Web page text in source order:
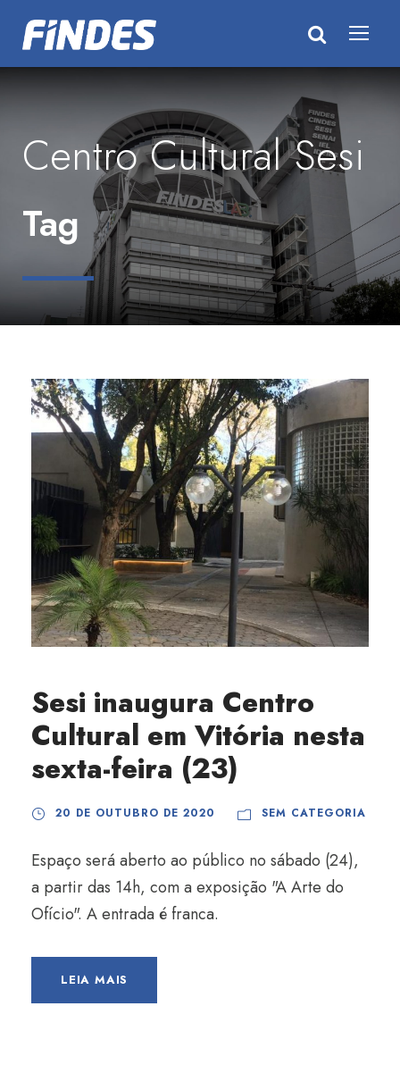
Centro Cultural Sesi
Tag
Sesi inaugura Centro
Cultural em Vitória nesta
sexta-feira (23)
20 DE OUTUBRO DE 2020 SEM CATEGORIA
Espaço será aberto ao público no sábado (24),
a partir das 14h, com a exposição "A Arte do
Ofício". A entrada é franca.
LEIA MAIS